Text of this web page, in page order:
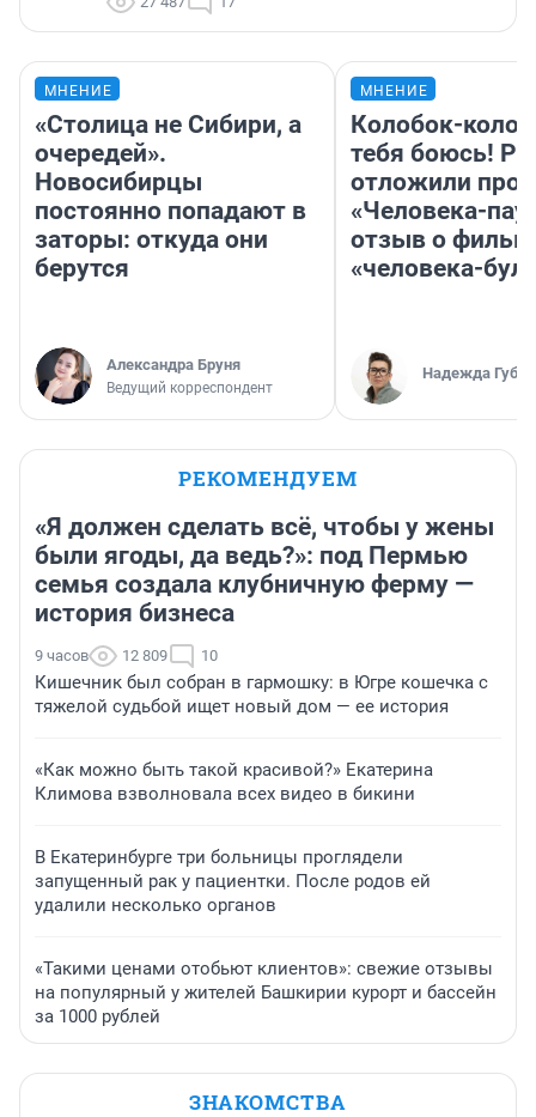
МНЕНИЕ
«Столица не Сибири, а
очередей».
Новосибирцы
постоянно попадают в
заторы: откуда они
берутся
Александра Бруня
Ведущий корреспондент
МНЕНИЕ
Колобок-
тебя боюсь!
отложили
«Человека-
отзыв о
«человека-
Надежда
РЕКОМЕНДУЕМ
«Я должен сделать всё, чтобы у жены
были ягоды, да ведь?»: под Пермью
семья создала клубничную ферму —
история бизнеса
9 часов 12 809 10
Кишечник был собран в гармошку: в Югре кошечка с
тяжелой судьбой ищет новый дом — ее история
«Как можно быть такой красивой?» Екатерина
Климова взволновала всех видео в бикини
В Екатеринбурге три больницы проглядели
запущенный рак у пациентки. После родов ей
удалили несколько органов
«Такими ценами отобьют клиентов»: свежие отзывы
на популярный у жителей Башкирии курорт и бассейн
за 1000 рублей
ЗНАКОМСТВА